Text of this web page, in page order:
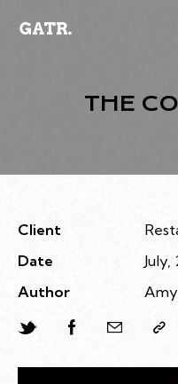
THE
Client
Date
July,
Author